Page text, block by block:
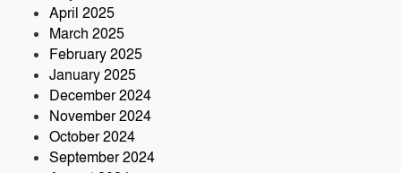
April 2025
March 2025
February 2025
January 2025
December 2024
November 2024
October 2024
September 2024